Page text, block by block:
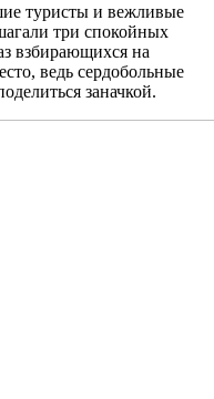
туристы и вежливые
три спокойных
взбирающихся на
ведь сердобольные
заначкой.